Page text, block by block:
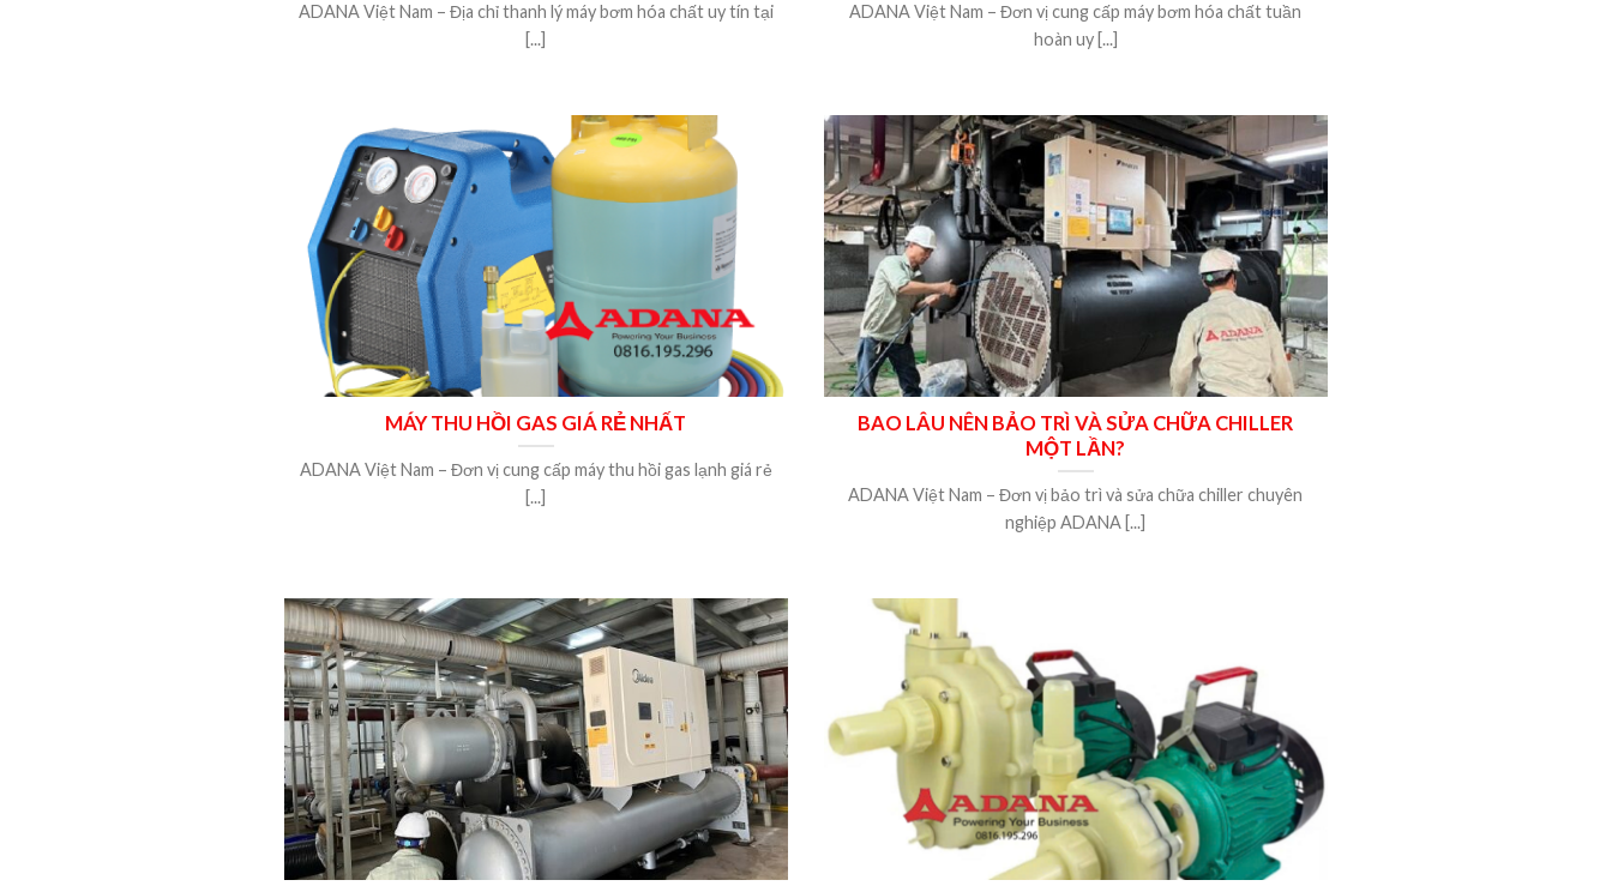
ADANA Việt Nam – Địa chỉ thanh lý máy bơm hóa chất uy tín tại
[...]
ADANA Việt Nam – Đơn vị cung cấp máy bơm hóa chất tuần
hoàn uy [...]
MÁY THU HỒI GAS GIÁ RẺ NHẤT
ADANA Việt Nam – Đơn vị cung cấp máy thu hồi gas lạnh giá rẻ
[...]
BAO LÂU NÊN BẢO TRÌ VÀ SỬA CHỮA CHILLER
MỘT LẦN?
ADANA Việt Nam – Đơn vị bảo trì và sửa chữa chiller chuyên
nghiệp ADANA [...]